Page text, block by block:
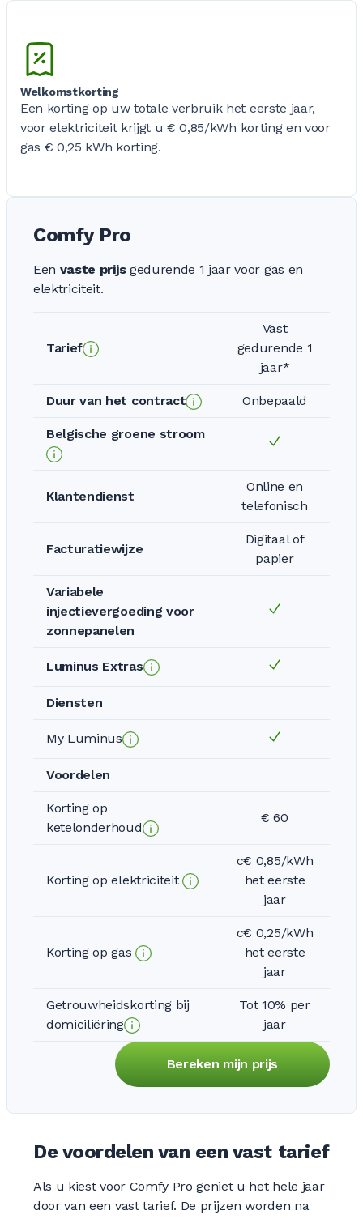
Welkomstkorting
Een korting op uw totale verbruik het eerste jaar,
voor elektriciteit krijgt u € 0,85/kWh korting en voor
gas € 0,25 kWh korting.
Comfy Pro
Een vaste prijsgedurende 1 jaar voor gas en
elektriciteit.
Tarief
Vast
gedurende 1
jaar*
Duur van het contract Onbepaald
Belgische groene stroom
Klantendienst
Online en
telefonisch
Facturatiewijze
Digitaal of
papier
Variabele
injectievergoeding voor
zonnepanelen
Luminus Extras
Diensten
My Luminus
Voordelen
Korting op
ketelonderhoud
€ 60
Korting op elektriciteit
c€ 0,85/kWh
het eerste
jaar
Korting op gas
c€ 0,25/kWh
het eerste
jaar
Getrouwheidskorting bij
domiciliëring
Tot 10% per
jaar
Bereken mijn prijs
De voordelen van een vast tarief
Als u kiest voor Comfy Pro geniet u het hele jaar
door van een vast tarief. De prijzen worden na